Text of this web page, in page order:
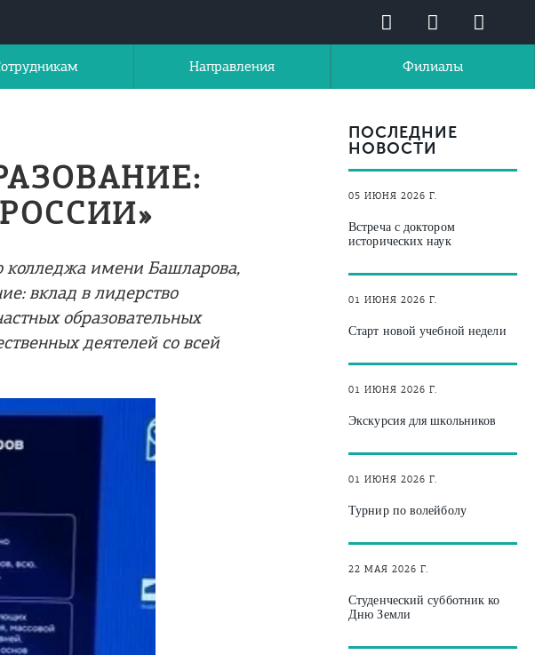
Направления Филиалы
колледжа имени Башларова,
вклад в лидерство
образовательных
деятелей со всей
ПОСЛЕДНИЕ
НОВОСТИ
05 ИЮНЯ 2026 Г.
Встреча с доктором
исторических наук
01 ИЮНЯ 2026 Г.
Старт новой учебной недели
01 ИЮНЯ 2026 Г.
Экскурсия для школьников
01 ИЮНЯ 2026 Г.
Турнир по волейболу
22 МАЯ 2026 Г.
Студенческий субботник ко
Дню Земли